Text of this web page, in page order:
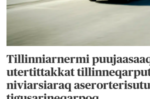
Tillinniarnermi
utertittakkat tillinneqarput
niviarsiaraq